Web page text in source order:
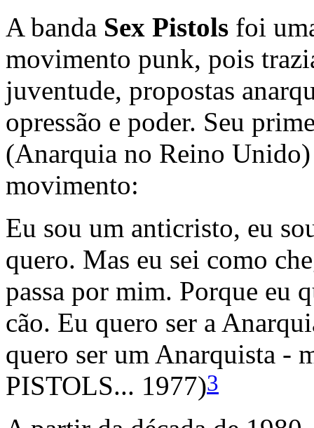
A banda Sex Pistols foi
movimento punk, pois
juventude, propostas
opressão e poder. Seu
(Anarquia no Reino
movimento:
Eu sou um anticristo, eu
quero. Mas eu sei como
passa por mim. Porque eu
cão. Eu quero ser a
quero ser um Anarquista -
PISTOLS... 1977)3